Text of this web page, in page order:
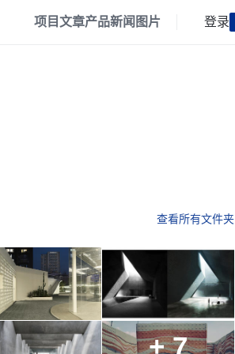
项目文章产品新闻 图片 登录
查看所有文件夹
+ 7